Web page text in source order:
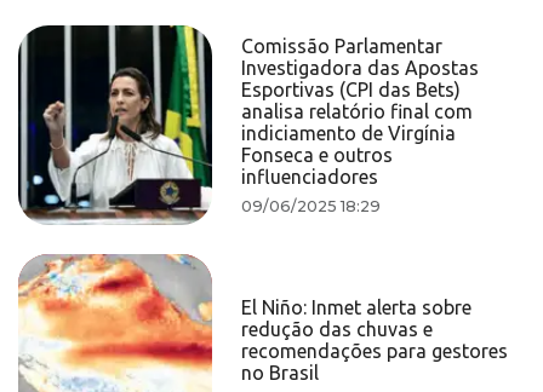
Comissão Parlamentar
Investigadora das Apostas
Esportivas (CPI das Bets)
analisa relatório final com
indiciamento de Virgínia
Fonseca e outros
influenciadores
09/06/2025 18:29
El Niño: Inmet alerta sobre
redução das chuvas e
recomendações para gestores
no Brasil